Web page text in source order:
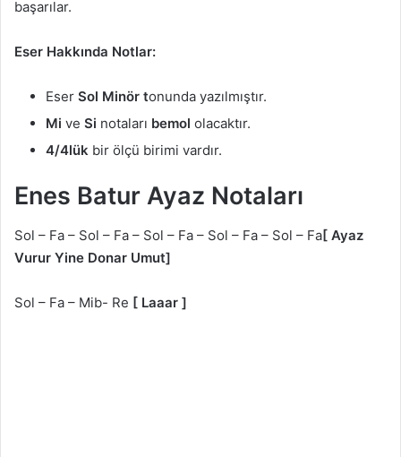
başarılar.
Eser Hakkında Notlar:
Eser Sol Minör tonunda yazılmıştır.
Mi ve Si notaları bemol olacaktır.
4/4lük bir ölçü birimi vardır.
Enes Batur Ayaz Notaları
Sol – Fa – Sol – Fa – Sol – Fa – Sol – Fa – Sol – Fa[ Ayaz
Vurur Yine Donar Umut]
Sol – Fa – Mib- Re [ Laaar ]